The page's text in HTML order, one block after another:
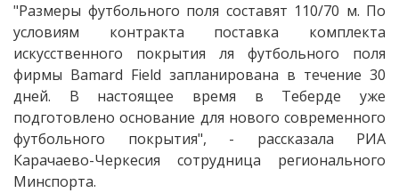
"Размеры футбольного поля составят 110/70 м. По
условиям контракта поставка комплекта
искусственного покрытия ля футбольного поля
фирмы Bamard Field запланирована в течение 30
дней. В настоящее время в Теберде уже
подготовлено основание для нового современного
футбольного покрытия", - рассказала РИА
Карачаево-Черкесия сотрудница регионального
Минспорта.